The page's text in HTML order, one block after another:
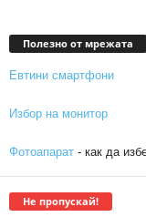
Полезно от мрежата
Евтини смартфони
Избор на монитор
Фотоапарат - как да
Не пропускай!